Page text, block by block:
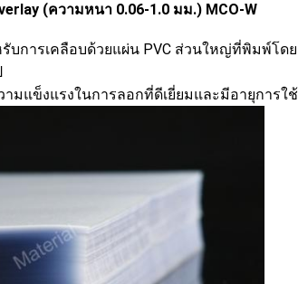
(ความหนา 0.06-1.0 มม.) MCO-W
บการเคลือบด้วยแผ่น PVC ส่วนใหญ่ที่พิมพ์โ
แข็งแรงในการลอกที่ดีเยี่ยมและมีอายุการใ